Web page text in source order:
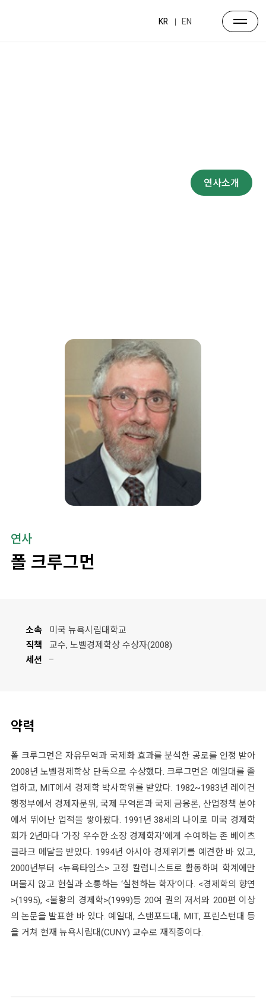
KR EN
연사소개
연사
폴 크루그먼
소속 미국 뉴욕시립대학교
직책 교수, 노벨경제학상 수상자(2008)
세션
약력
폴 크루그먼은 자유무역과 국제화 효과를 분석한 공로를 인정 받아
2008년 노벨경제학상 단독으로 수상했다. 크루그먼은 예일대를 졸
업하고, MIT에서 경제학 박사학위를 받았다. 1982~1983년 레이건
행정부에서 경제자문위, 국제 무역론과 국제 금융론, 산업정책 분야
에서 뛰어난 업적을 쌓아왔다. 1991년 38세의 나이로 미국 경제학
회가 2년마다 ‘가장 우수한 소장 경제학자’에게 수여하는 존 베이츠
클라크 메달을 받았다. 1994년 아시아 경제위기를 예견한 바 있고,
2000년부터 <뉴욕타임스> 고정 칼럼니스트로 활동하며 학계에만
머물지 않고 현실과 소통하는 ‘실천하는 학자’이다. <경제학의 향연
>(1995), <불황의 경제학>(1999)등 20여 권의 저서와 200편 이상
의 논문을 발표한 바 있다. 예일대, 스탠포드대, MIT, 프린스턴대 등
을 거쳐 현재 뉴욕시립대(CUNY) 교수로 재직중이다.